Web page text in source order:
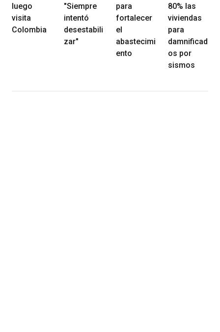
luego
visita
Colombia
"Siempre
intentó
desestabili
zar"
para
fortalecer
el
abastecimi
ento
80% las
viviendas
para
damnificad
os por
sismos